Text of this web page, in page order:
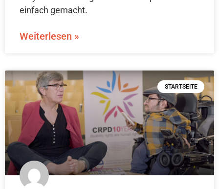
einfach gemacht.
Weiterlesen »
STARTSEITE